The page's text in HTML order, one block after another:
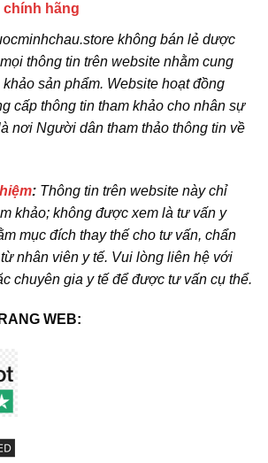
hãng
không bán lẻ dược
thông tin trên website nhằm cung
sản phẩm. Website hoạt đồng
cấp thông tin tham khảo cho nhân sự
nơi Người dân tham thảo thông tin về
: Thông tin trên website này chỉ
khảo; không được xem là tư vấn y
mục đích thay thế cho tư vấn, chẩn
nhân viên y tế. Vui lòng liên hệ với
chuyên gia y tế để được tư vấn cụ thể.
WEB: